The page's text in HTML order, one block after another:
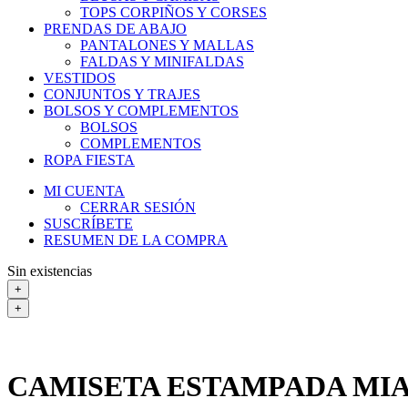
TOPS CORPIÑOS Y CORSES
PRENDAS DE ABAJO
PANTALONES Y MALLAS
FALDAS Y MINIFALDAS
VESTIDOS
CONJUNTOS Y TRAJES
BOLSOS Y COMPLEMENTOS
BOLSOS
COMPLEMENTOS
ROPA FIESTA
MI CUENTA
CERRAR SESIÓN
SUSCRÍBETE
RESUMEN DE LA COMPRA
Sin existencias
+
+
CAMISETA ESTAMPADA